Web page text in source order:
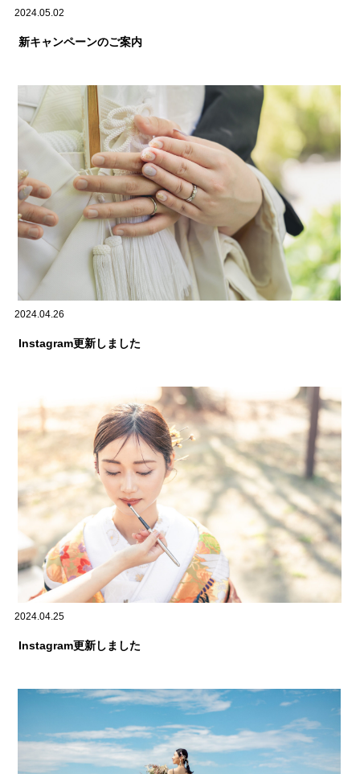
2024.05.02
新キャンペーンのご案内
2024.04.26
Instagram更新しました
2024.04.25
Instagram更新しました